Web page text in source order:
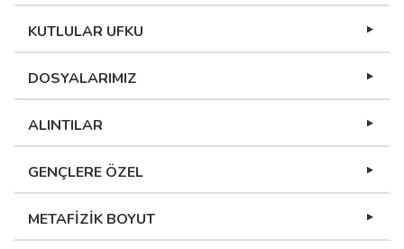
KUTLULAR UFKU
DOSYALARIMIZ
ALINTILAR
GENÇLERE ÖZEL
METAFİZİK BOYUT